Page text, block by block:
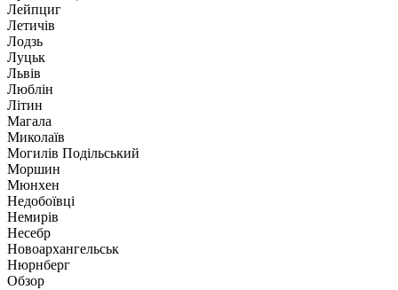
Лейпциг
Летичів
Лодзь
Луцьк
Львів
Люблін
Літин
Магала
Миколаїв
Могилів Подільський
Моршин
Мюнхен
Недобоївці
Немирів
Несебр
Новоархангельськ
Нюрнберг
Обзор